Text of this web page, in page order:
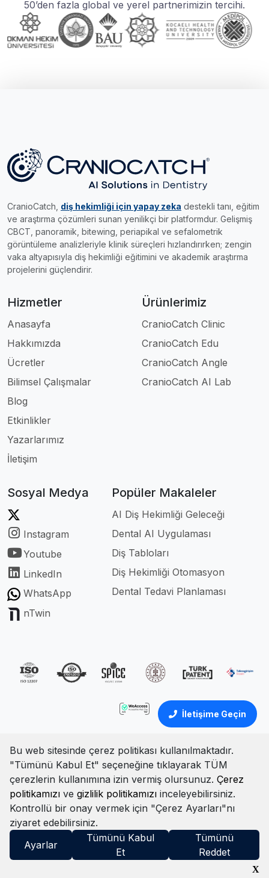
50’den fazla global ve yerel partnerimizin tercihi.
İletişime Geçin
Bu web sitesinde çerez politikası kullanılmaktadır.
"Tümünü Kabul Et" seçeneğine tıklayarak TÜM
çerezlerin kullanımına izin vermiş olursunuz. Çerez
politikamızı ve gizlilik politikamızı inceleyebilirsiniz.
Kontrollü bir onay vermek için "Çerez Ayarları"nı
ziyaret edebilirsiniz.
Ayarlar
Tümünü Kabul
Et
Tümünü
Reddet
CranioCatch, diş hekimliği için yapay zeka destekli tanı, eğitim
ve araştırma çözümleri sunan yenilikçi bir platformdur. Gelişmiş
CBCT, panoramik, bitewing, periapikal ve sefalometrik
görüntüleme analizleriyle klinik süreçleri hızlandırırken; zengin
vaka altyapısıyla diş hekimliği eğitimini ve akademik araştırma
projelerini güçlendirir.
Hizmetler
Anasayfa
Hakkımızda
Ücretler
Bilimsel Çalışmalar
Blog
Etkinlikler
Yazarlarımız
İletişim
Ürünlerimiz
CranioCatch Clinic
CranioCatch Edu
CranioCatch Angle
CranioCatch AI Lab
Sosyal Medya
Instagram
Youtube
LinkedIn
WhatsApp
nTwin
Popüler Makaleler
AI Diş Hekimliği Geleceği
Dental AI Uygulaması
Diş Tabloları
Diş Hekimliği Otomasyon
Dental Tedavi Planlaması
Türkçe İngilizce
Çerez PolitikasıPortal Aydınlatma MetniGizlilik Politikası
Şartlar ve KoşullarBilgi Güvenliği Politikası